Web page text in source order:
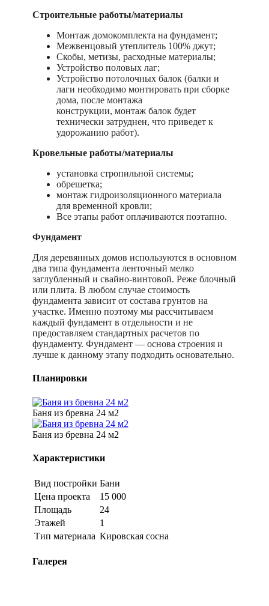
Строительные работы/материалы
Монтаж домокомплекта на фундамент;
Межвенцовый утеплитель 100% джут;
Скобы, метизы, расходные материалы;
Устройство половых лаг;
Устройство потолочных балок (балки и
лаги необходимо монтировать при сборке
дома, после монтажа
конструкции, монтаж балок будет
технически затруднен, что приведет к
удорожанию работ).
Кровельные работы/материалы
установка стропильной системы;
обрешетка;
монтаж гидроизоляционного материала
для временной кровли;
Все этапы работ оплачиваются поэтапно.
Фундамент
Для деревянных домов используются в основном
два типа фундамента ленточный мелко
заглубленный и свайно-винтовой. Реже блочный
или плита. В любом случае стоимость
фундамента зависит от состава грунтов на
участке. Именно поэтому мы рассчитываем
каждый фундамент в отдельности и не
предоставляем стандартных расчетов по
фундаменту. Фундамент — основа строения и
лучше к данному этапу подходить основательно.
Планировки
Баня из бревна 24 м2
Баня из бревна 24 м2
Характеристики
Вид постройки Бани
Цена проекта
15 000
Площадь
24
Этажей
1
Тип материала Кировская сосна
Галерея